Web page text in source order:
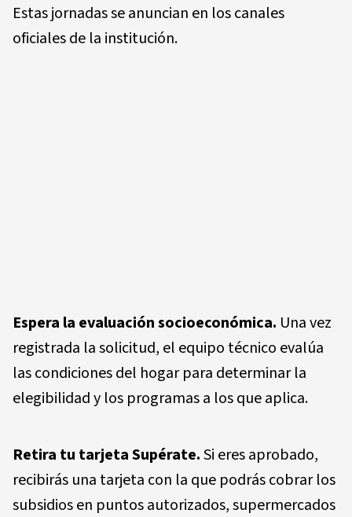
Estas jornadas se anuncian en los canales
oficiales de la institución.
Espera la evaluación socioeconómica. Una vez
registrada la solicitud, el equipo técnico evalúa
las condiciones del hogar para determinar la
elegibilidad y los programas a los que aplica.
Retira tu tarjeta Supérate.Si eres aprobado,
recibirás una tarjeta con la que podrás cobrar los
subsidios en puntos autorizados, supermercados